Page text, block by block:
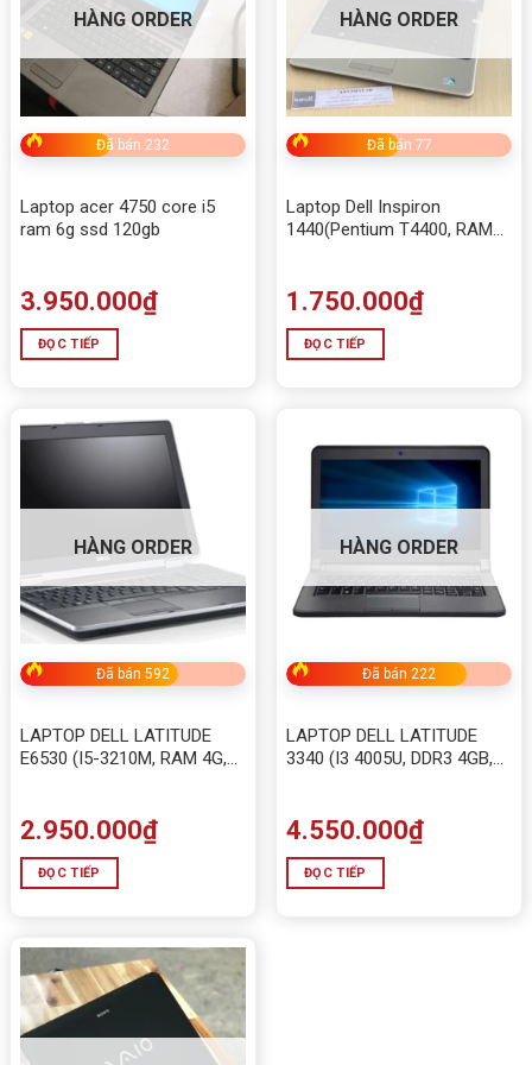
HÀNG ORDER
Đã bán 232
Laptop acer 4750 core i5
ram 6g ssd 120gb
3.950.000₫
ĐỌC TIẾP
HÀNG ORDER
Đã bán 77
Laptop Dell Inspiron
1440(Pentium T4400, RAM
1.750.000₫
ĐỌC TIẾP
HÀNG ORDER
Đã bán 592
LAPTOP DELL LATITUDE
E6530 (I5-3210M, RAM 4G,
2.950.000₫
ĐỌC TIẾP
HÀNG ORDER
Đã bán 222
LAPTOP DELL LATITUDE
3340 (I3 4005U, DDR3 4GB,
4.550.000₫
ĐỌC TIẾP